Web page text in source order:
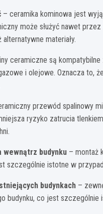
– ceramika kominowa jest
może służyć nawet
materiały.
ceramiczne są
i olejowe. Oznacza to,
przewód spalinowy
ryzyko zatrucia
wewnątrz budynku – montaż
szczególnie istotne w
budynkach –
budynku, co jest